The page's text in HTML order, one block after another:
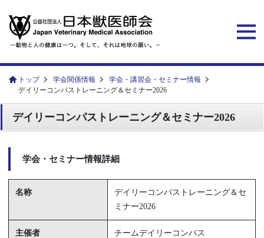
トップ 学会関係情報
学会・講習会・セミナー情報
デイリーコンパストレーニング＆セミナー2026
デイリーコンパストレーニング＆セミナー2026
学会・セミナー情報詳細
名称
デイリーコンパストレーニング＆セ
ミナー2026
主催者 チームデイリーコンパス